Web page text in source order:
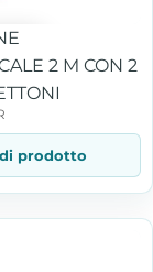
2 M CON 2
prodotto